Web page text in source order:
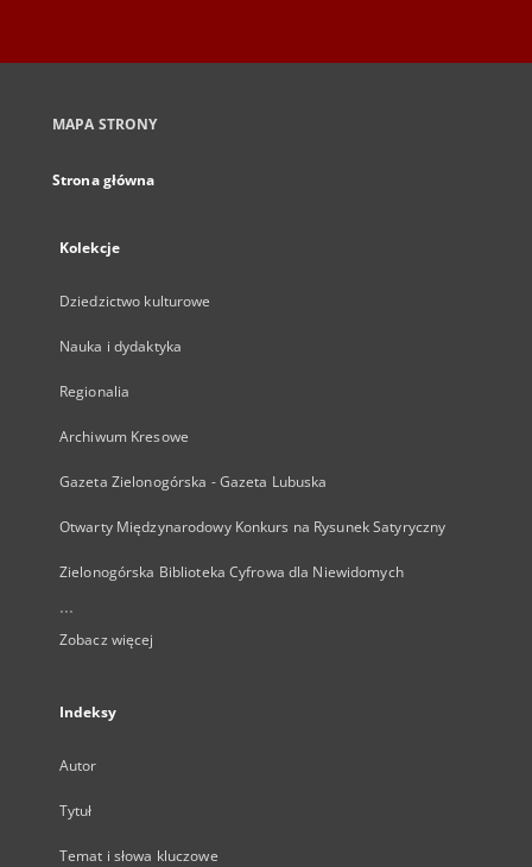
MAPA STRONY
Strona główna
Kolekcje
Dziedzictwo kulturowe
Nauka i dydaktyka
Regionalia
Archiwum Kresowe
Gazeta Zielonogórska - Gazeta Lubuska
Otwarty Międzynarodowy Konkurs na Rysunek Satyryczny
Zielonogórska Biblioteka Cyfrowa dla Niewidomych
...
Zobacz więcej
Indeksy
Autor
Tytuł
Temat i słowa kluczowe